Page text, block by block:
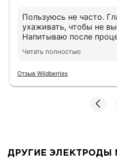
Пользуюсь не часто.
ухаживать, чтобы не
Напитываю после
хлоргексидин ом,
после процедуры
липнут
Читать полностью
Отзыв Wildberries
ДРУГИЕ ЭЛЕКТРОДЫ